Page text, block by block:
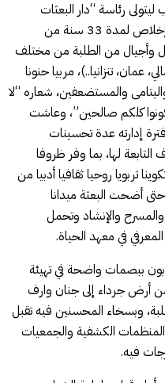
رئاسة “دار البعثات
العلمية البيوضية” وقام بذلك باقتدار وإخلاص لمدة 33 سنة من
أجيال وأجيال من الطلبة من مختلف
عمان، تنزانيا..)، مربيا حنونا
والمستضعفين، شعاره “لا
كلكم صالحين”، وعاشت
إدارته عدة تحسينات
لها، بما وفر ظروفا
تربويا روحيا ثقافيا أدبيا من
أضحت البعثة ميدانا
والإنشاد وتحمل
في معهد الحياة.
ببصمات واضحة في تهيئة
أرض جرداء إلى جنان وارف
وبسخاء المحسنين فيه تقبل
الكشفية والجمعيات
فيه.